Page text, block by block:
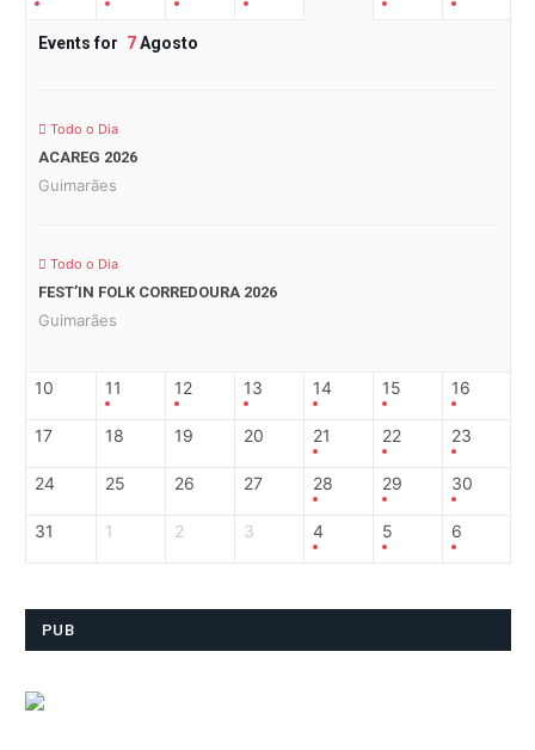
Events for 7Agosto
Todo o Dia
ACAREG 2026
Guimarães
Todo o Dia
FEST’IN FOLK CORREDOURA 2026
Guimarães
10 11 12 13 14 15 16
17 18 19 20 21 22 23
24 25 26 27 28 29 30
31 1 2 3 4 5 6
PUB